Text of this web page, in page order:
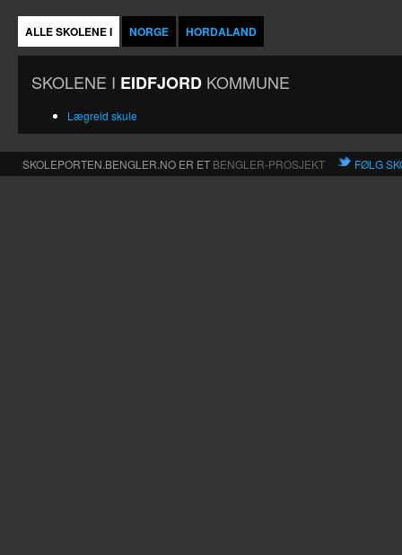
ALLE SKOLENE I NORGE HORDALAND
SKOLENE I EIDFJORD KOMMUNE
Lægreid skule
SKOLEPORTEN.BENGLER.NO ER ET BENGLER-PROSJEKT FØLG